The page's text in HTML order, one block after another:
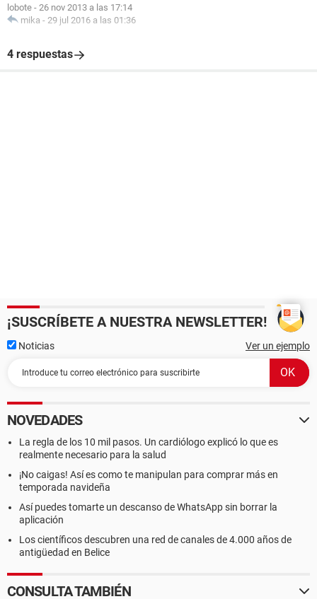
lobote - 26 nov 2013 a las 17:14
mika - 29 jul 2016 a las 01:36
4 respuestas
¡SUSCRÍBETE A NUESTRA NEWSLETTER!
Noticias Ver un ejemplo
NOVEDADES
La regla de los 10 mil pasos. Un cardiólogo explicó lo que es
realmente necesario para la salud
¡No caigas! Así es como te manipulan para comprar más en
temporada navideña
Así puedes tomarte un descanso de WhatsApp sin borrar la
aplicación
Los científicos descubren una red de canales de 4.000 años de
antigüedad en Belice
CONSULTA TAMBIÉN